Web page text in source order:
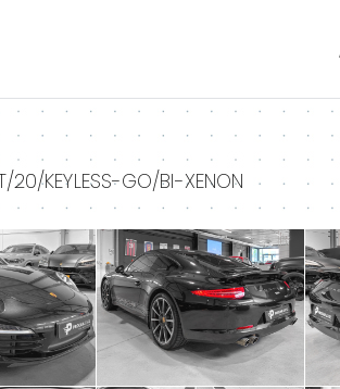
20/KEYLESS-GO/BI-XENON
+